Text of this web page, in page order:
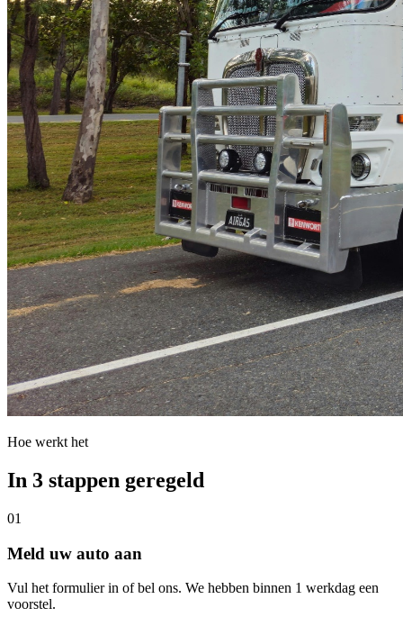
Hoe werkt het
In 3 stappen geregeld
01
Meld uw auto aan
Vul het formulier in of bel ons. We hebben binnen 1 werkdag een
voorstel.